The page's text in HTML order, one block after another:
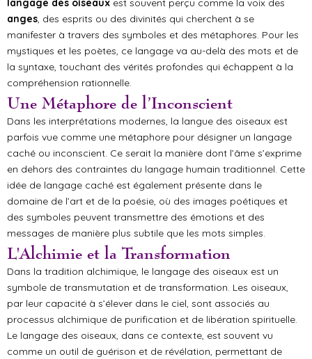
langage des oiseaux est souvent perçu comme la voix des
anges, des esprits ou des divinités qui cherchent à se
manifester à travers des symboles et des métaphores. Pour les
mystiques et les poètes, ce langage va au-delà des mots et de
la syntaxe, touchant des vérités profondes qui échappent à la
compréhension rationnelle.
Une Métaphore de l’Inconscient
Dans les interprétations modernes, la langue des oiseaux est
parfois vue comme une métaphore pour désigner un langage
caché ou inconscient. Ce serait la manière dont l’âme s’exprime
en dehors des contraintes du langage humain traditionnel. Cette
idée de langage caché est également présente dans le
domaine de l’art et de la poésie, où des images poétiques et
des symboles peuvent transmettre des émotions et des
messages de manière plus subtile que les mots simples.
L'Alchimie et la Transformation
Dans la tradition alchimique, le langage des oiseaux est un
symbole de transmutation et de transformation. Les oiseaux,
par leur capacité à s’élever dans le ciel, sont associés au
processus alchimique de purification et de libération spirituelle.
Le langage des oiseaux, dans ce contexte, est souvent vu
comme un outil de guérison et de révélation, permettant de